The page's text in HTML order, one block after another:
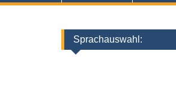
Sprachauswahl: